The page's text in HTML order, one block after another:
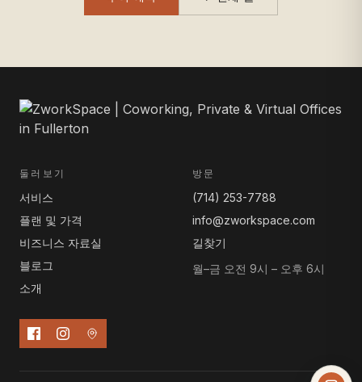
둘러보기
서비스
플랜 및 가격
비즈니스 자료실
블로그
소개
방문
(714) 253-7788
info@zworkspace.com
길찾기
월–금 오전 9시 – 오후 6시